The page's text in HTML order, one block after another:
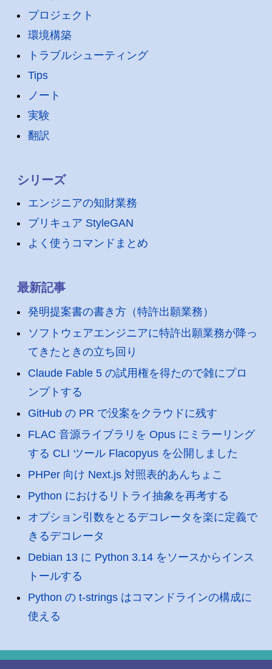
プロジェクト
環境構築
トラブルシューティング
Tips
ノート
実験
翻訳
シリーズ
エンジニアの知財業務
プリキュア StyleGAN
よく使うコマンドまとめ
最新記事
発明提案書の書き方（特許出願業務）
ソフトウェアエンジニアに特許出願業務が降っ
てきたときの立ち回り
Claude Fable 5 の試用権を得たので雑にプロ
ンプトする
GitHub の PR で没案をクラウドに残す
FLAC 音源ライブラリを Opus にミラーリング
する CLI ツール Flacopyus を公開しました
PHPer 向け Next.js 対照表的あんちょこ
Python におけるリトライ抽象を再考する
オプション引数をとるデコレータを楽に定義で
きるデコレータ
Debian 13 に Python 3.14 をソースからインス
トールする
Python の t-strings はコマンドラインの構成に
使える